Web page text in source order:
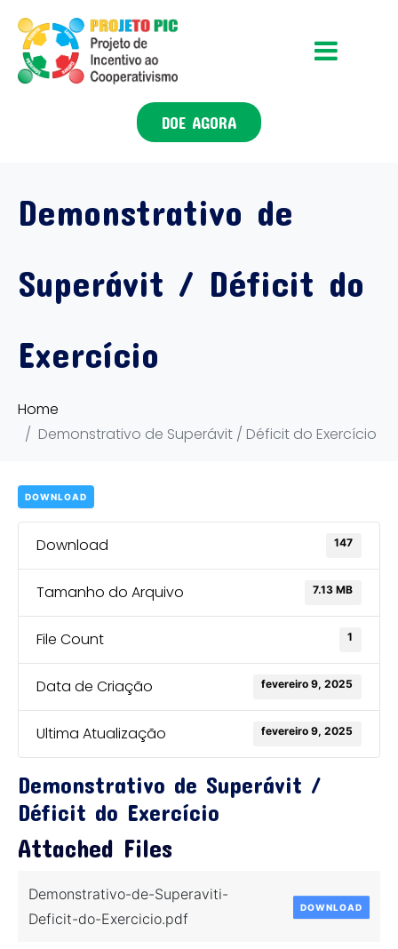
DOE AGORA
Demonstrativo de
Superávit / Déficit do
Exercício
Home
Demonstrativo de Superávit / Déficit do Exercício
DOWNLOAD
Download 147
Tamanho do Arquivo 7.13 MB
File Count 1
Data de Criação fevereiro 9, 2025
Ultima Atualização fevereiro 9, 2025
Demonstrativo de Superávit /
Déficit do Exercício
Attached Files
Demonstrativo-de-Superaviti-
Deficit-do-Exercicio.pdf
DOWNLOAD